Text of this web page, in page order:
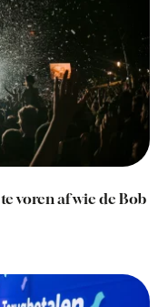
voren af wie de Bob